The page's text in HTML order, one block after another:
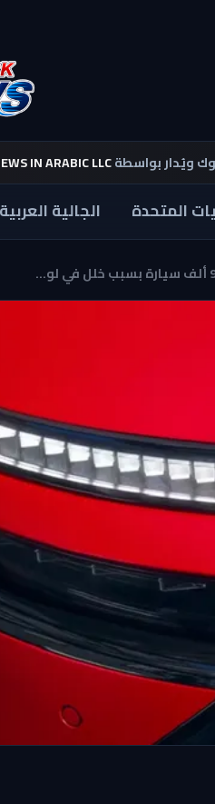
ويُدار بواسطةIN ARABIC LLC
المتحدة الجالية العربية